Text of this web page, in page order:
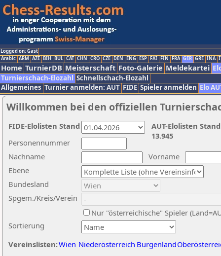
Logged on: Gast
Arabic ARM AZE BIH BUL CAT CHN CRO CZE DEN ENG ESP FAI FIN FRA GER GRE INA
Home TurnierDB Meisterschaft Foto-Galerie Meldekartei
Turnierschach-Elozahl Schnellschach-Elozahl
Allgemeines Turnier anmelden: AUT FIDE Spieler anmelden Elo
Willkommen bei den offiziellen
Nachname
Vorname
Ebene
Sortierung
Personennummer
Bundesland
Spgem./Kreis/Verein
Nur "österreichische" Spieler
Vereinslisten:Wien Niederösterreich Burgenland
AUT-Elolisten
13.945
FIDE-Elolisten Stand